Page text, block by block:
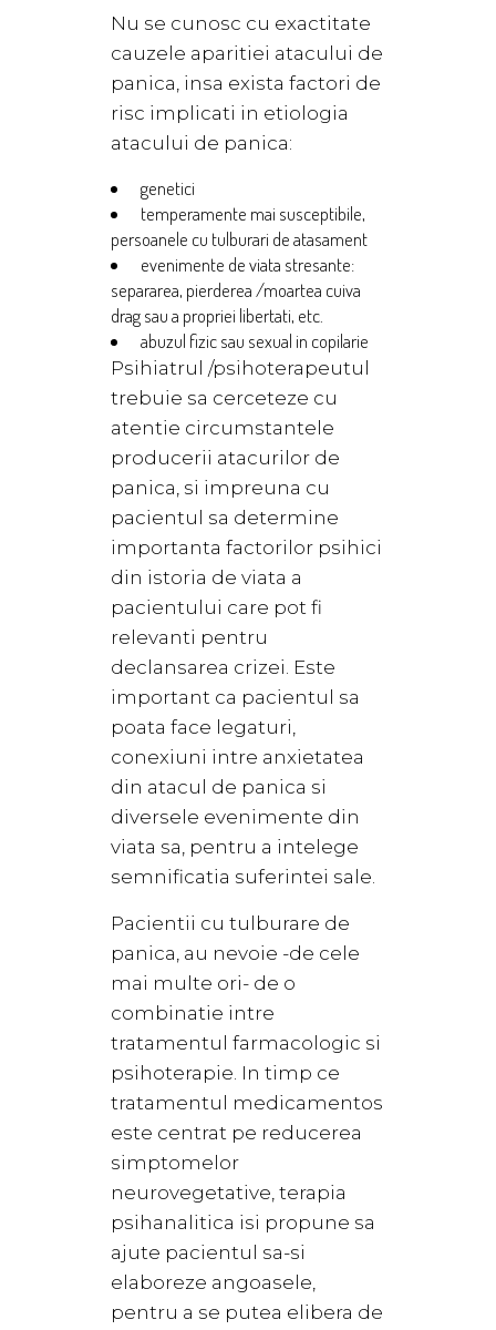
Nu se cunosc cu exactitate
cauzele aparitiei atacului de
panica, insa exista factori de
risc implicati in etiologia
atacului de panica:
genetici
temperamente mai susceptibile,
persoanele cu tulburari de atasament
evenimente de viata stresante:
separarea, pierderea /moartea cuiva
drag sau a propriei libertati, etc.
abuzul fizic sau sexual in copilarie
Psihiatrul /psihoterapeutul
trebuie sa cerceteze cu
atentie circumstantele
producerii atacurilor de
panica, si impreuna cu
pacientul sa determine
importanta factorilor psihici
din istoria de viata a
pacientului care pot fi
relevanti pentru
declansarea crizei. Este
important ca pacientul sa
poata face legaturi,
conexiuni intre anxietatea
din atacul de panica si
diversele evenimente din
viata sa, pentru a intelege
semnificatia suferintei sale.
Pacientii cu tulburare de
panica, au nevoie -de cele
mai multe ori- de o
combinatie intre
tratamentul farmacologic si
psihoterapie. In timp ce
tratamentul medicamentos
este centrat pe reducerea
simptomelor
neurovegetative, terapia
psihanalitica isi propune sa
ajute pacientul sa-si
elaboreze angoasele,
pentru a se putea elibera de